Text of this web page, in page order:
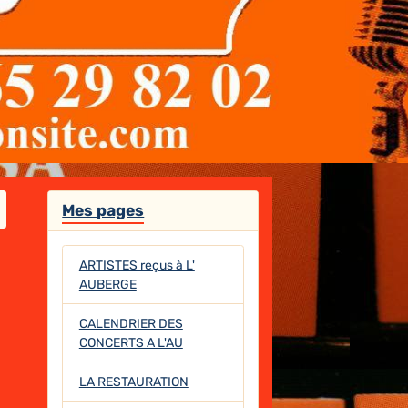
Mes pages
ARTISTES reçus à L'
AUBERGE
CALENDRIER DES
CONCERTS A L'AU
LA RESTAURATION